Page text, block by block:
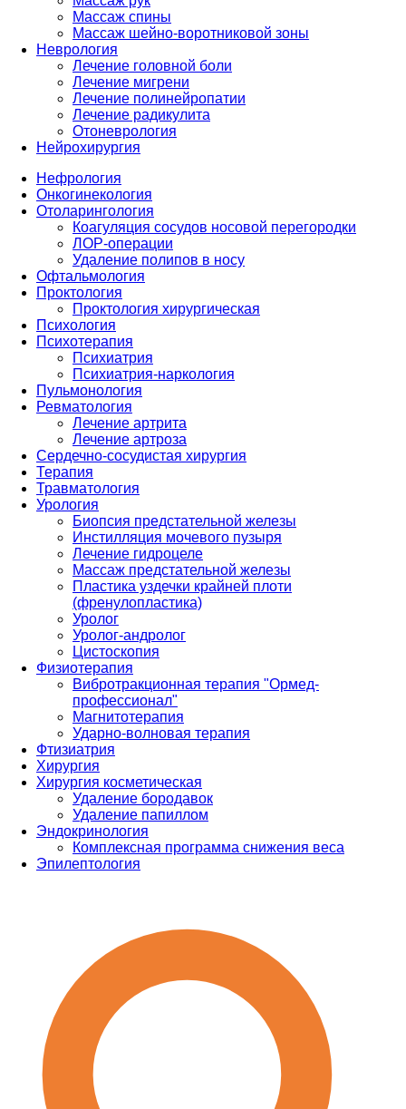
Массаж спины
Массаж шейно-воротниковой зоны
Неврология
Лечение головной боли
Лечение мигрени
Лечение полинейропатии
Лечение радикулита
Отоневрология
Нейрохирургия
Нефрология
Онкогинекология
Отоларингология
Коагуляция сосудов носовой перегородки
ЛОР-операции
Удаление полипов в носу
Офтальмология
Проктология
Проктология хирургическая
Психология
Психотерапия
Психиатрия
Психиатрия-наркология
Пульмонология
Ревматология
Лечение артрита
Лечение артроза
Сердечно-сосудистая хирургия
Терапия
Травматология
Урология
Биопсия предстательной железы
Инстилляция мочевого пузыря
Лечение гидроцеле
Массаж предстательной железы
Пластика уздечки крайней плоти
(френулопластика)
Уролог
Уролог-андролог
Цистоскопия
Физиотерапия
Вибротракционная терапия "Ормед-
профессионал"
Магнитотерапия
Ударно-волновая терапия
Фтизиатрия
Хирургия
Хирургия косметическая
Удаление бородавок
Удаление папиллом
Эндокринология
Комплексная программа снижения веса
Эпилептология